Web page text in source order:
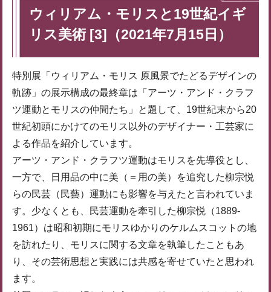
ウィリアム・モリスと19世紀イギ
リス美術 [3]（2021年7月15日）
特別展「ウィリアム・モリス 原風景でたどるデザインの
軌跡」の展示構成の最終章は「アーツ・アンド・クラフ
ツ運動とモリスの仲間たち」と題して、19世紀末から20
世紀初頭にかけてのモリス以外のデザイナー・工芸家に
よる作品を紹介しています。
アーツ・アンド・クラフツ運動はモリスを先導役とし、
一方で、日用品の中に美（＝用の美）を追究した柳宗悦
らの民芸（民藝）運動にも影響を与えたと言われていま
す。少なくとも、民芸運動を牽引した柳宗悦（1889-
1961）は昭和初期にモリスゆかりのケルムスコットの地
を訪れたり、モリスに関する文章を執筆したこともあ
り、その芸術思想と実践には共感を寄せていたと思われ
ます。